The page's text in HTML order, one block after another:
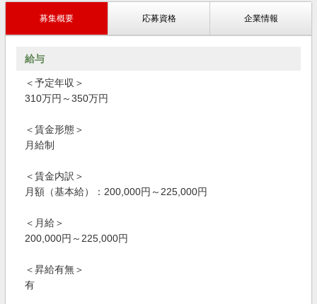
募集概要 応募資格 企業情報
給与
＜予定年収＞
310万円～350万円
＜賃金形態＞
月給制
＜賃金内訳＞
月額（基本給）：200,000円～225,000円
＜月給＞
200,000円～225,000円
＜昇給有無＞
有